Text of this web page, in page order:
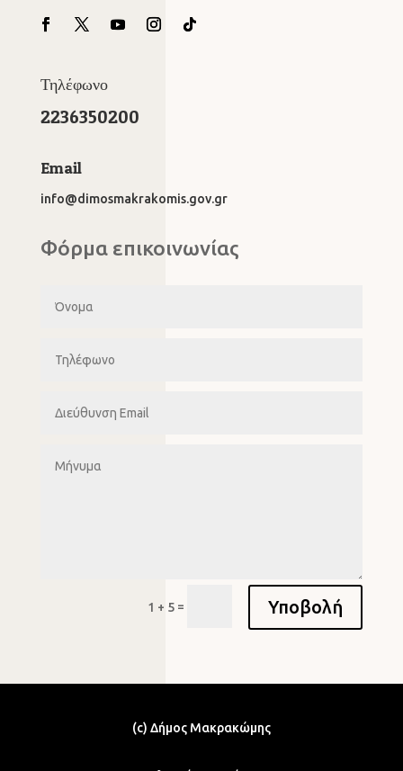
Τηλέφωνο
2236350200
Email
info@dimosmakrakomis.gov.gr
Φόρμα επικοινωνίας
1 + 5 = Υποβολή
(c) Δήμος Μακρακώμης